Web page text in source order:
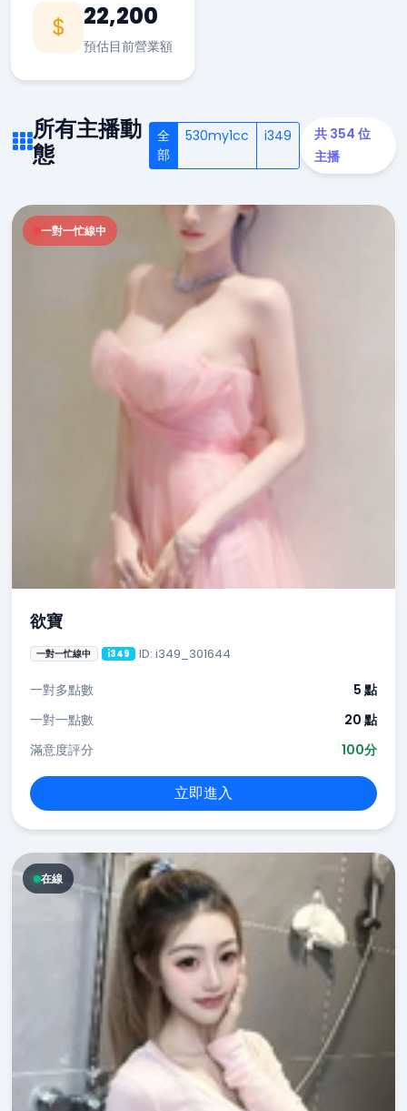
22,200
預估目前營業額
所有主播動
態
全
部
530my1cc i349
共 354 位
主播
一對一忙線中
欲寶
一對一忙線中 i349 ID: i349_301644
一對多點數
5 點
一對一點數
20 點
滿意度評分
100分
立即進入
在線